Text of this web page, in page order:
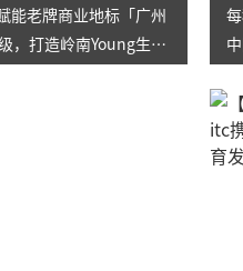
能老牌商业地标「广州
，打造岭南Young生活